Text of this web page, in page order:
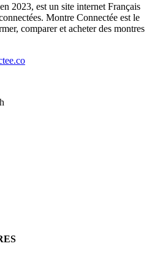
2023, est un site internet Français
Montre Connectée est le
comparer et acheter des montres